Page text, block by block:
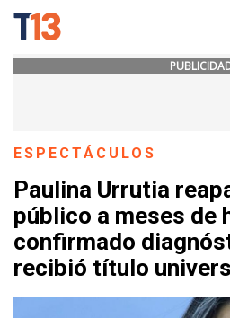
ESPECTÁCULOS
Paulina Urrutia
público a meses de
confirmado
recibió título